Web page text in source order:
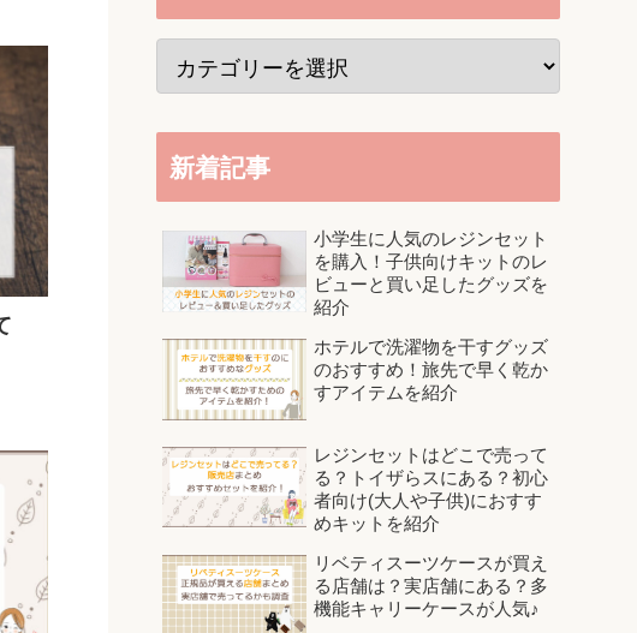
新着記事
小学生に人気のレジンセット
を購入！子供向けキットのレ
ビューと買い足したグッズを
紹介
ホテルで洗濯物を干すグッズ
のおすすめ！旅先で早く乾か
すアイテムを紹介
レジンセットはどこで売って
る？トイザらスにある？初心
者向け(大人や子供)におすす
めキットを紹介
リベティスーツケースが買え
る店舗は？実店舗にある？多
機能キャリーケースが人気♪